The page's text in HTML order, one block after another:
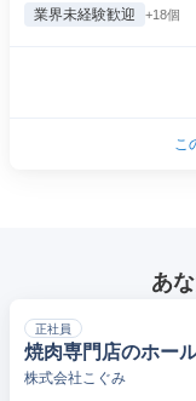
業界未経験歓迎 +18個
こ
あ
正社員
焼肉専門店のホー
株式会社こぐみ